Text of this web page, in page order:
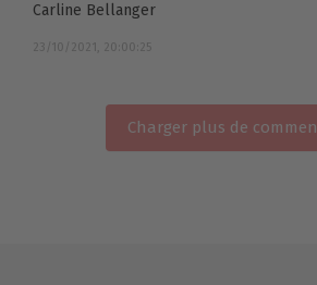
Carline Bellanger
23/10/2021, 20:00:25
Charger plus de